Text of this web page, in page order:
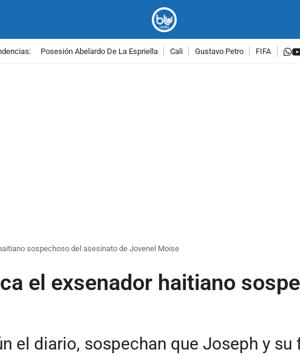
Posesión Abelardo De La Espriella Cali Gustavo Petro FIFA
sospechoso del asesinato de Jovenel Moise
el exsenador haitiano
el diario, sospechan que Joseph y